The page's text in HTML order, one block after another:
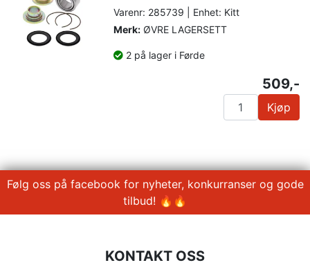
Varenr: 285739 | Enhet: Kitt
Merk: ØVRE LAGERSETT
2 på lager i Førde
509,-
Kjøp
Følg oss på facebook for nyheter, konkurranser og gode
tilbud! 🔥🔥
KONTAKT OSS